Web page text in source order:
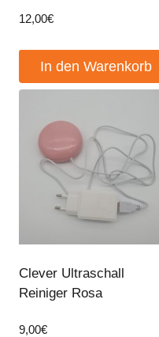
12,00€
In den Warenkorb
Clever Ultraschall
Reiniger Rosa
9,00€